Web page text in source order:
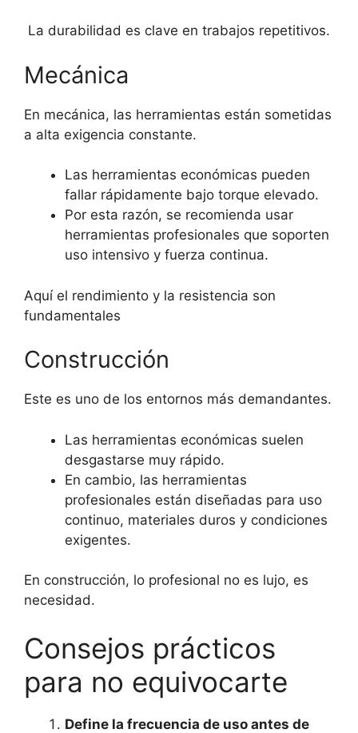
La durabilidad es clave en trabajos repetitivos.
Mecánica
En mecánica, las herramientas están sometidas
a alta exigencia constante.
Las herramientas económicas pueden
fallar rápidamente bajo torque elevado.
Por esta razón, se recomienda usar
herramientas profesionales que soporten
uso intensivo y fuerza continua.
Aquí el rendimiento y la resistencia son
fundamentales
Construcción
Este es uno de los entornos más demandantes.
Las herramientas económicas suelen
desgastarse muy rápido.
En cambio, las herramientas
profesionales están diseñadas para uso
continuo, materiales duros y condiciones
exigentes.
En construcción, lo profesional no es lujo, es
necesidad.
Consejos prácticos
para no equivocarte
Define la frecuencia de uso antes de